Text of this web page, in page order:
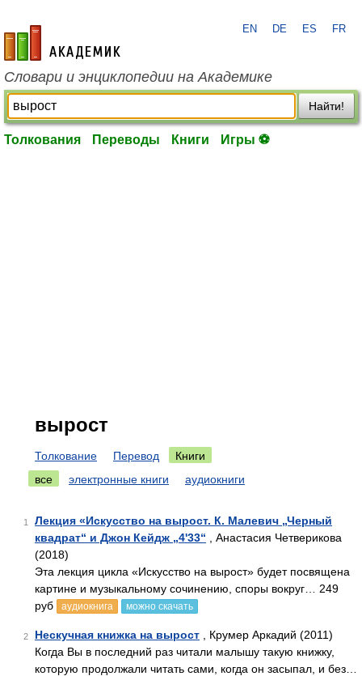
academic.ru
EN DE ES FR
Словари и энциклопедии на Академике
Найти!
Толкования Переводы Книги Игры ⚽
вырост
Толкование Перевод
Книги
все
электронные книги аудиокниги
1
Лекция «Искусство на вырост. К. Малевич „Черный
квадрат“ и Джон Кейдж „4'33“ , Анастасия Четверикова
(2018)
Эта лекция цикла «Искусство на вырост» будет посвящена
картине и музыкальному сочинению, споры вокруг… 249
руб
аудиокнига можно скачать
2 Нескучная книжка на вырост , Крумер Аркадий (2011)
Когда Вы в последний раз читали малышу такую книжку,
которую продолжали читать сами, когда он засыпал, и без…